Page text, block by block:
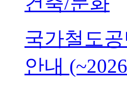
국가철도
안내